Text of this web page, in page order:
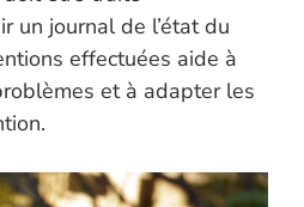
un journal de l’état du
effectuées aide à
et à adapter les